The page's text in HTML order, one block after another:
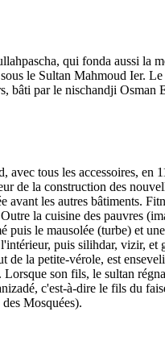
qui fonda aussi la
le Sultan Mahmoud Ier.
bâti par le nischandji
tous les accessoires,
de la construction des
avant les autres bâtiments.
la cuisine des pauvres
puis le mausolée (turbe) et
puis silihdar, vizir,
la petite-vérole, est
son fils, le sultan
c'est-à-dire le fils du
Mosquées).